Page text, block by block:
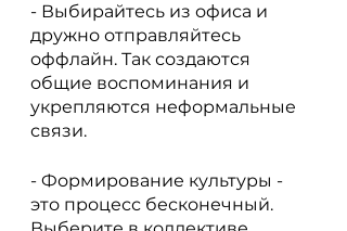
- Выбирайтесь из офиса и
дружно отправляйтесь
оффлайн. Так создаются
общие воспоминания и
укрепляются неформальные
связи.
- Формирование культуры -
это процесс бесконечный.